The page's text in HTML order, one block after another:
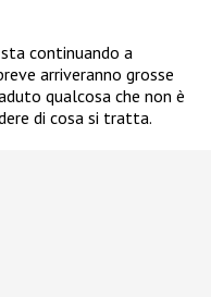
sta continuando a
arriveranno grosse
qualcosa che non è
di cosa si tratta.